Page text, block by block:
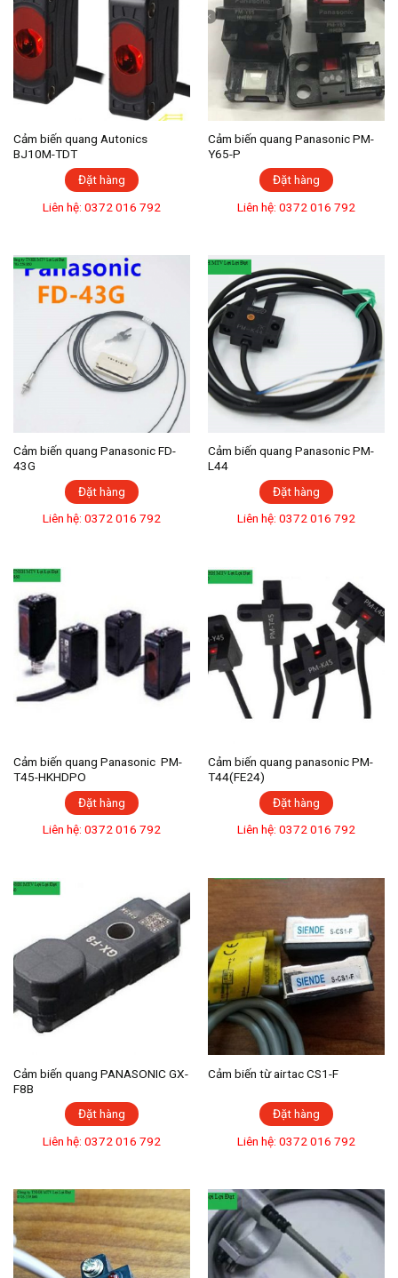
Cảm biến quang Autonics
BJ10M-TDT
Đặt hàng
Liên hệ: 0372 016 792
Cảm biến quang Panasonic PM-
Y65-P
Đặt hàng
Liên hệ: 0372 016 792
Cảm biến quang Panasonic FD-
43G
Đặt hàng
Liên hệ: 0372 016 792
Cảm biến quang Panasonic PM-
L44
Đặt hàng
Liên hệ: 0372 016 792
Cảm biến quang Panasonic PM-
T45-HKHDPO
Đặt hàng
Liên hệ: 0372 016 792
Cảm biến quang panasonic PM-
T44(FE24)
Đặt hàng
Liên hệ: 0372 016 792
Cảm biến quang PANASONIC GX-
F8B
Đặt hàng
Liên hệ: 0372 016 792
Cảm biến từ airtac CS1-F
Đặt hàng
Liên hệ: 0372 016 792